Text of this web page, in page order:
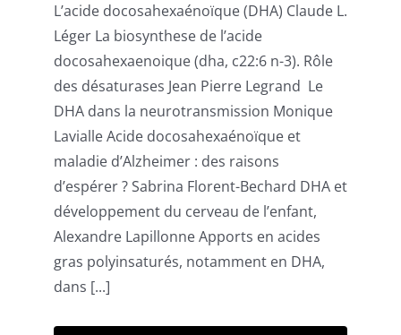
L’acide docosahexaénoïque (DHA) Claude L.
Léger La biosynthese de l’acide
docosahexaenoique (dha, c22:6 n-3). Rôle
des désaturases Jean Pierre Legrand Le
DHA dans la neurotransmission Monique
Lavialle Acide docosahexaénoïque et
maladie d’Alzheimer : des raisons
d’espérer ? Sabrina Florent-Bechard DHA et
développement du cerveau de l’enfant,
Alexandre Lapillonne Apports en acides
gras polyinsaturés, notamment en DHA,
dans [...]